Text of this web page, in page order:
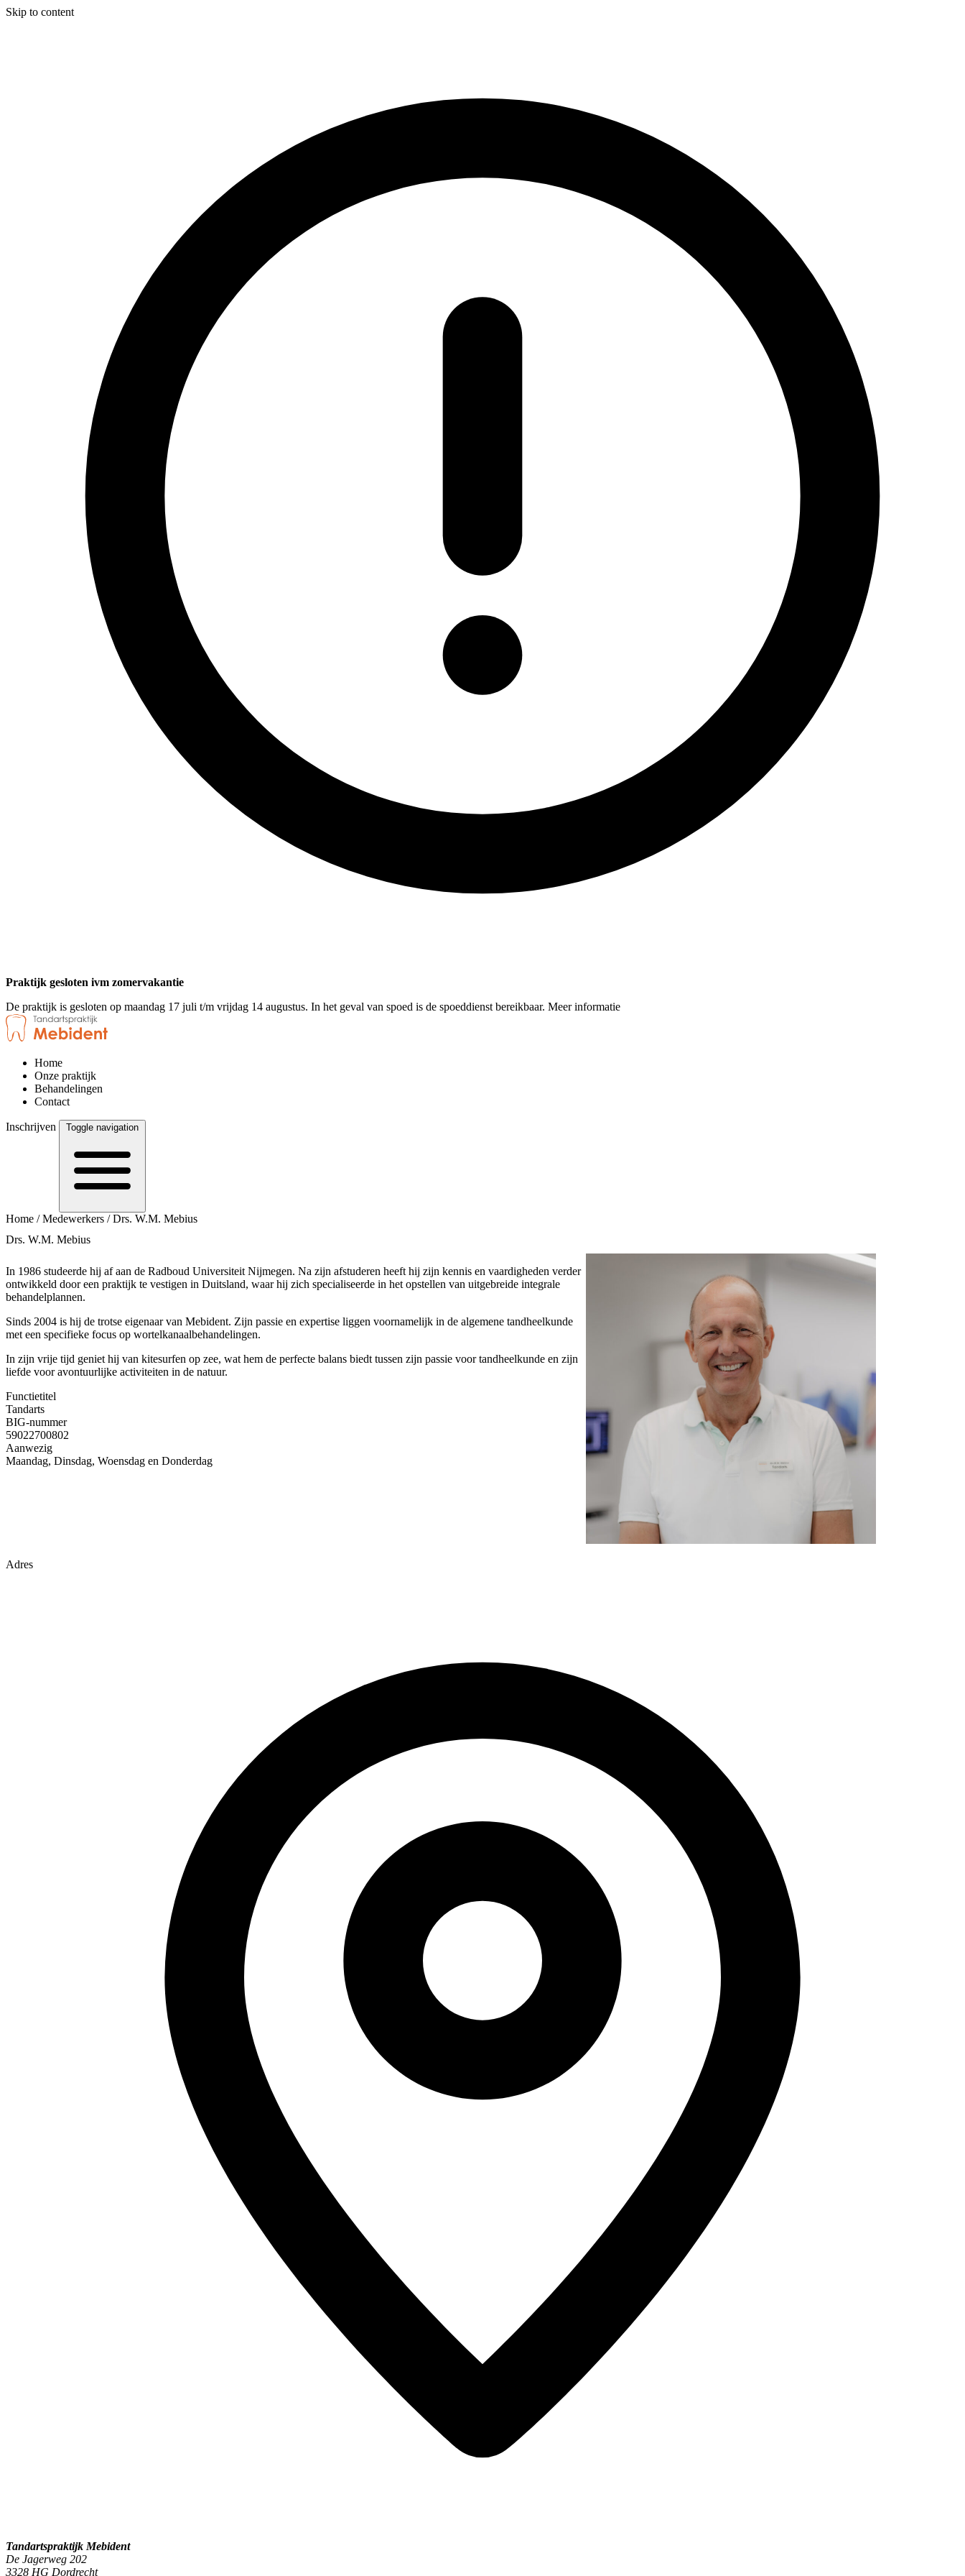
Skip to content
Praktijk gesloten ivm zomervakantie
De praktijk is gesloten op maandag 17 juli t/m vrijdag 14 augustus. In het geval van spoed is de spoeddienst bereikbaar. Meer informatie
Home
Onze praktijk
Behandelingen
Contact
Inschrijven Toggle navigation
Home /Medewerkers /Drs. W.M. Mebius
Drs. W.M. Mebius
In 1986 studeerde hij af aan de Radboud Universiteit Nijmegen. Na zijn afstuderen heeft hij zijn kennis en vaardigheden verder
ontwikkeld door een praktijk te vestigen in Duitsland, waar hij zich specialiseerde in het opstellen van uitgebreide integrale
behandelplannen.
Sinds 2004 is hij de trotse eigenaar van Mebident. Zijn passie en expertise liggen voornamelijk in de algemene tandheelkunde
met een specifieke focus op wortelkanaalbehandelingen.
In zijn vrije tijd geniet hij van kitesurfen op zee, wat hem de perfecte balans biedt tussen zijn passie voor tandheelkunde en zijn
liefde voor avontuurlijke activiteiten in de natuur.
Functietitel
Tandarts
BIG-nummer
59022700802
Aanwezig
Maandag, Dinsdag, Woensdag en Donderdag
Adres
Tandartspraktijk Mebident
De Jagerweg 202
3328 HG Dordrecht